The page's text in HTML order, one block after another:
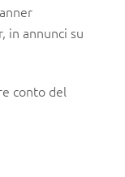
in annunci su
conto del